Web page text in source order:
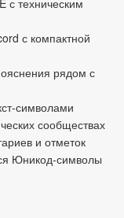
с техническим
с компактной
рядом с
сообществах
и отметок
Юникод‑символы